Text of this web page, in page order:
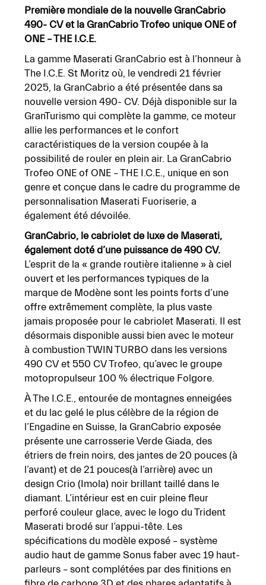
Première mondiale de la nouvelle GranCabrio
490- CV et la GranCabrio Trofeo unique ONE of
ONE – THE I.C.E.
La gamme Maserati GranCabrio est à l’honneur à
The I.C.E. St Moritz où, le vendredi 21 février
2025, la GranCabrio a été présentée dans sa
nouvelle version490- CV. Déjà disponible sur la
GranTurismo qui complète la gamme, ce moteur
allie les performances et le confort
caractéristiques de la version coupée à la
possibilité de rouler en plein air. La GranCabrio
Trofeo ONE of ONE –THE I.C.E., unique en son
genre et conçue dans le cadre du programme de
personnalisation Maserati Fuoriserie, a
également été dévoilée.
GranCabrio, le cabriolet de luxe de Maserati,
également doté d’une puissance de 490 CV.
L’esprit de la « grande routière italienne » à ciel
ouvert et les performances typiques de la
marque de Modène sont les points forts d’une
offre extrêmement complète, la plus vaste
jamais proposée pour le cabriolet Maserati. Il est
désormais disponible aussi bien avec le moteur
à combustion TWIN TURBO dans les versions
490 CV et 550 CV Trofeo, qu’avec legroupe
motopropulseur 100 % électrique Folgore.
À The I.C.E., entourée de montagnes enneigées
et du lac gelé le plus célèbre de la région de
l’Engadine en Suisse, la GranCabrio exposée
présente une carrosserie Verde Giada, des
étriers de frein noirs, des jantes de 20 pouces (à
l’avant) et de 21 pouces(à l’arrière) avec un
design Crio (Imola) noir brillant taillé dans le
diamant. L’intérieur est en cuir pleine fleur
perforé couleur glace, avec le logo du Trident
Maserati brodé sur l’appui-tête. Les
spécifications du modèle exposé – système
audio haut de gamme Sonus faber avec 19 haut-
parleurs – sont complétées par des finitions en